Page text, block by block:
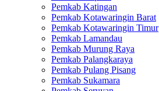
Pemkab Katingan
Pemkab Kotawaringin Barat
Pemkab Kotawaringin Timur
Pemkab Lamandau
Pemkab Murung Raya
Pemkab Palangkaraya
Pemkab Pulang Pisang
Pemkab Sukamara